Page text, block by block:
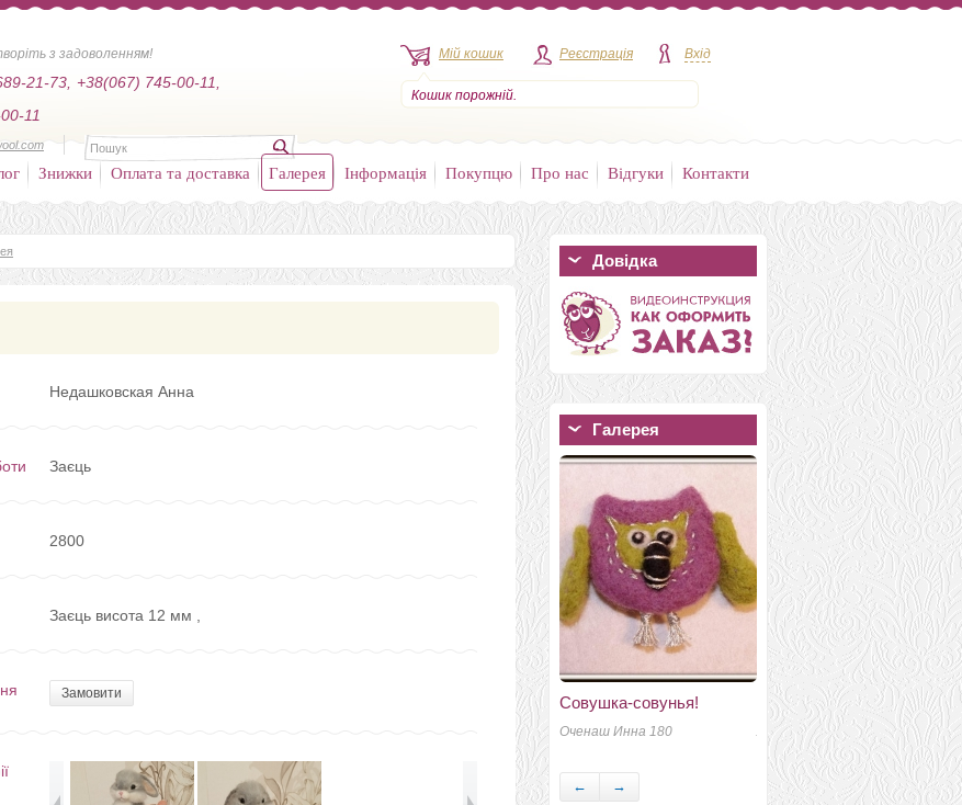
з задоволенням!
21-73,
+38(067) 745-00-11,
11
Мій кошик
Кошик порожній.
Реєстрація Вхід
Знижки Оплата та доставка Галерея Інформація Покупцю Про нас Відгуки Контакти
Довідка
Галерея
Совушка-совунья!
Оченаш Инна 180
"летняя поляна"
Лепшей Анастасия 145 гр
← →
Недашковская Анна
Заєць
2800
Заєць висота 12 мм ,
Замовити